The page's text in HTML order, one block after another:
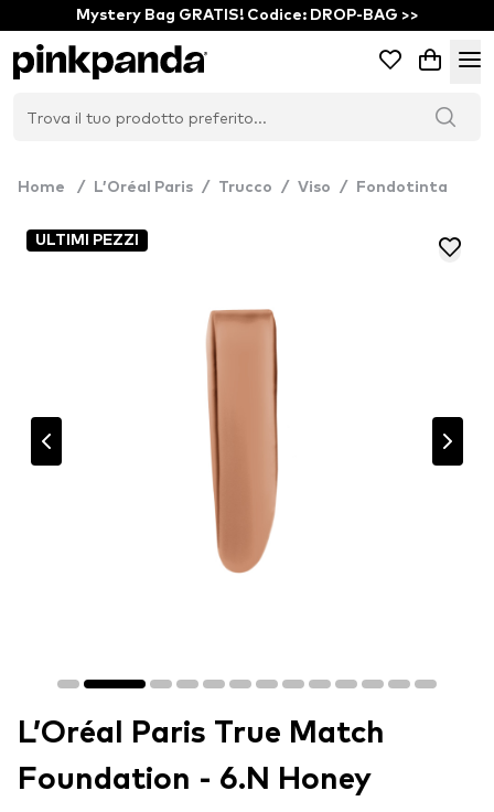
Mystery Bag GRATIS! Codice: DROP-BAG >>
Home / L’Oréal Paris / Trucco / Viso / Fondotinta
ULTIMI PEZZI
L’Oréal Paris True Match
Foundation - 6.N Honey